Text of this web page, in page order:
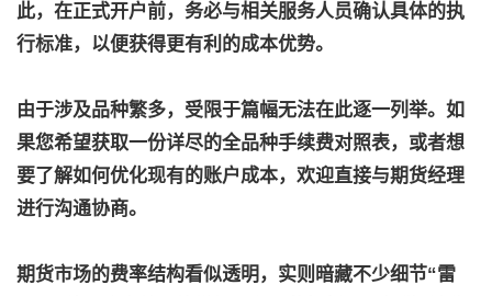
此，在正式开户前，务必与相关服务人员确认具体的执
行标准，以便获得更有利的成本优势。
由于涉及品种繁多，受限于篇幅无法在此逐一列举。如
果您希望获取一份详尽的全品种手续费对照表，或者想
要了解如何优化现有的账户成本，欢迎直接与期货经理
进行沟通协商。
期货市场的费率结构看似透明，实则暗藏不少细节“雷